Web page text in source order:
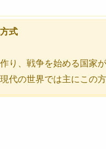
式
り、戦争を始める国家が
代の世界では主にこの